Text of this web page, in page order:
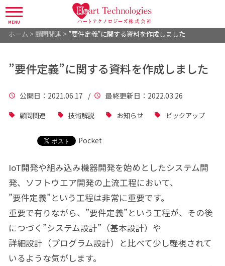
MENU
ホーム > 顧問関連 > ”要件定義”に関する資料を作成しました
”要件定義”に関する資料を作成しました
公開日 ：2021.06.17 / 最終更新日 ：2022.03.26
顧問関連 技術解説 お知らせ ピックアップ
Pocket
IoT開発や組み込み機器開発を始めとしたシステム開
発、ソフトウエア開発の上流工程において、
”要件定義”という工程は非常に重要です。
重要で有りながら、”要件定義”という工程が、その後
につづく”システム設計”（基本設計）や
詳細設計（プログラム設計）と比べて少し軽視されて
いるような気がします。